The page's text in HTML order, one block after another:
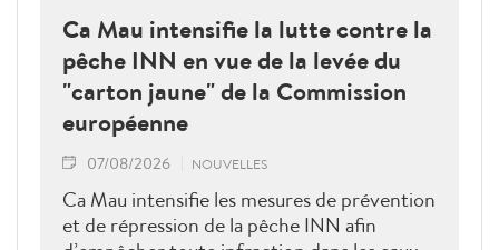
Ca Mau intensifie la lutte contre la
pêche INN en vue de la levée du
"carton jaune" de la Commission
européenne
07/08/2026 NOUVELLES
Ca Mau intensifie les mesures de prévention
et de répression de la pêche INN afin